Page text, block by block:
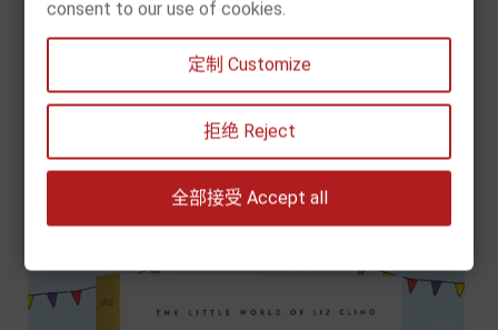
[现货] 爱你的一万种方式（莉兹·克里莫）
价
格
€ 11.90
 
consent to our use of cookies.
定制 Customize
拒绝 Reject
全部接受 Accept all